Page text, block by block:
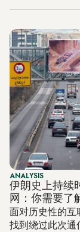
ANALYSIS
伊朗史上持续
网：你需要了
面对历史性的互
找到绕过此次通